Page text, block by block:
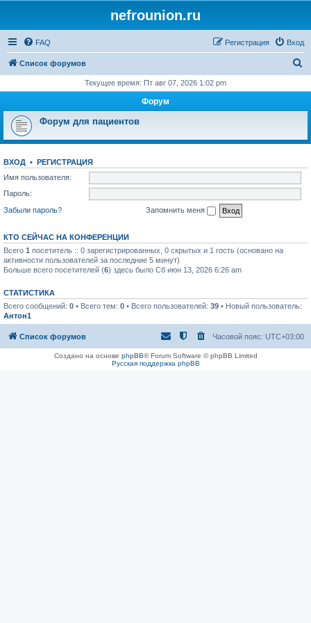
nefrounion.ru
FAQ Вход
Регистрация
Список форумов
с
Текущее время: Пт авг 07, 2026 1:02 pm
Форум
Форум для пациентов
ВХОД • РЕГИСТРАЦИЯ
Имя пользователя:
Пароль:
Забыли пароль?
Запомнить меня
КТО СЕЙЧАС НА КОНФЕРЕНЦИИ
Всего 1 посетитель :: 0 зарегистрированных, 0 скрытых и 1 гость (основано на
активности пользователей за последние 5 минут)
Больше всего посетителей (6) здесь было Сб июн 13, 2026 6:26 am
СТАТИСТИКА
Всего сообщений: 0 • Всего тем: 0 • Всего пользователей: 39 • Новый пользователь:
Антон1
Список форумов Часовой пояс: UTC+03:00
Создано на основе phpBB® Forum Software © phpBB Limited
Русская поддержка phpBB